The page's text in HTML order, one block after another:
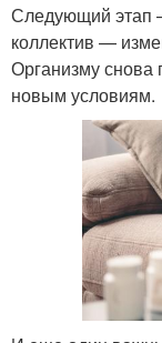
Следующий этап
коллектив —
Организму снова
новым условиям.